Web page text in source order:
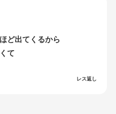
ど出てくるから
て
レス返し